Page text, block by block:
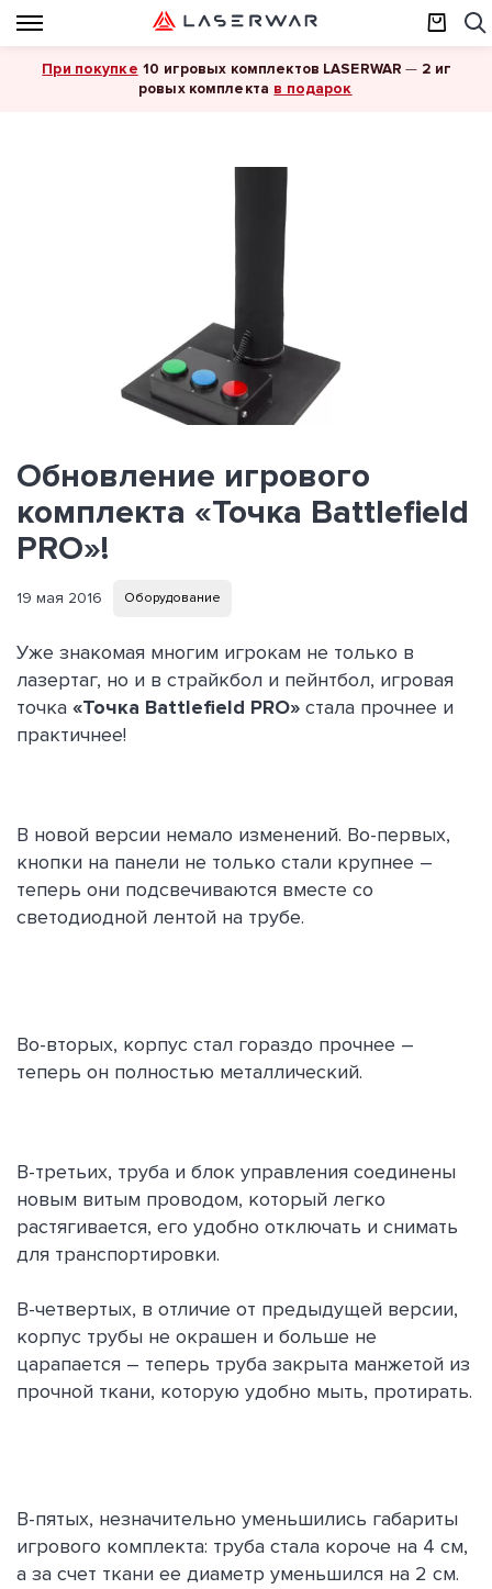
При покупке 10 игровых комплектов LASERWAR — 2 иг
ровых комплекта в подарок
Обновление игрового
комплекта «Точка Battlefield
PRO»!
19 мая 2016 Оборудование
Уже знакомая многим игрокам не только в
лазертаг, но и в страйкбол и пейнтбол, игровая
точка «Точка Battlefield PRO» стала прочнее и
практичнее!
В новой версии немало изменений. Во-первых,
кнопки на панели не только стали крупнее –
теперь они подсвечиваются вместе со
светодиодной лентой на трубе.
Во-вторых, корпус стал гораздо прочнее –
теперь он полностью металлический.
В-третьих, труба и блок управления соединены
новым витым проводом, который легко
растягивается, его удобно отключать и снимать
для транспортировки.
В-четвертых, в отличие от предыдущей версии,
корпус трубы не окрашен и больше не
царапается – теперь труба закрыта манжетой из
прочной ткани, которую удобно мыть, протирать.
В-пятых, незначительно уменьшились габариты
игрового комплекта: труба стала короче на 4 см,
а за счет ткани ее диаметр уменьшился на 2 см.